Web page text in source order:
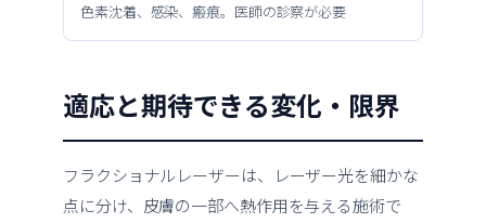
色素沈着、感染、瘢痕。医師の診察が必要
適応と期待できる変化・限界
フラクショナルレーザーは、レーザー光を細かな
点に分け、皮膚の一部へ熱作用を与える施術で